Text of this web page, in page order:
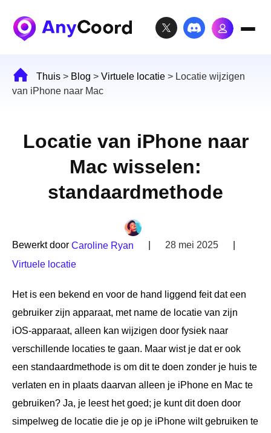
Thuis > Blog > Virtuele locatie > Locatie wijzigen
van iPhone naar Mac
Locatie van iPhone naar
Mac wisselen:
standaardmethode
Bewerkt door Caroline Ryan 28 mei 2025
Virtuele locatie
Het is een bekend en voor de hand liggend feit dat een
gebruiker zijn apparaat, met name de locatie van zijn
iOS-apparaat, alleen kan wijzigen door fysiek naar
verschillende locaties te gaan. Maar wist je dat er ook
een standaardmethode is om dit te doen zonder je huis te
verlaten en in plaats daarvan alleen je iPhone en Mac te
gebruiken? Ja, je leest het goed; je kunt dit doen door
simpelweg de locatie die je op je iPhone wilt gebruiken te